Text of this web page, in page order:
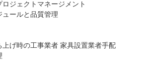
ジェクトマネージメント
ールと品質管理
げ時の工事業者 家具設置業者手配